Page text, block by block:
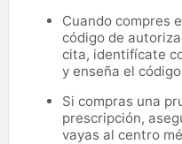
Cuando compres
código de
cita, identifícate
y enseña el
Si compras una
prescripción,
vayas al centro